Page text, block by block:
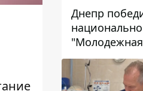
Днепр
Украины –